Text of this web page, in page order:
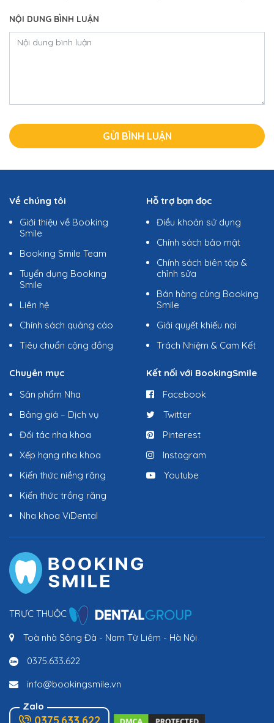
NỘI DUNG BÌNH LUẬN
Về chúng tôi
Giới thiệu về Booking
Smile
Booking Smile Team
Tuyển dụng Booking
Smile
Liên hệ
Chính sách quảng cáo
Tiêu chuẩn cộng đồng
Hỗ trợ bạn đọc
Điều khoản sử dụng
Chính sách bảo mật
Chính sách biên tập &
chỉnh sửa
Bán hàng cùng Booking
Smile
Giải quyết khiếu nại
Trách Nhiệm & Cam Kết
Chuyên mục
Sản phẩm Nha
Bảng giá – Dịch vụ
Đối tác nha khoa
Xếp hạng nha khoa
Kiến thức niềng răng
Kiến thức trồng răng
Nha khoa ViDental
Kết nối với BookingSmile
Facebook
Twitter
Pinterest
Instagram
Youtube
TRỰC THUỘC
Toà nhà Sông Đà - Nam Từ Liêm - Hà Nội
0375.633.622
info@bookingsmile.vn
Zalo
0375.633.622